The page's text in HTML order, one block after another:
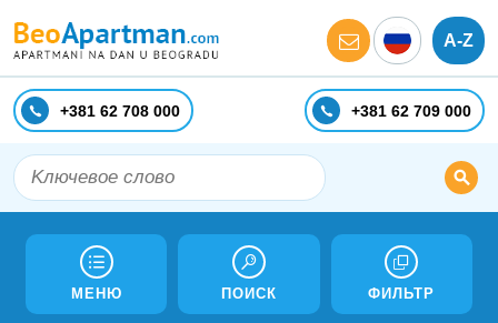
A-Z
+381 62 708 000 +381 62 709 000
МЕНЮ ПОИСК ФИЛЬТР